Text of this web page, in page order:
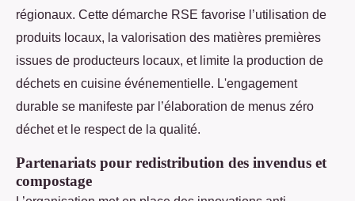
régionaux. Cette démarche RSE favorise l’utilisation de
produits locaux, la valorisation des matières premières
issues de producteurs locaux, et limite la production de
déchets en cuisine événementielle. L'engagement
durable se manifeste par l’élaboration de menus zéro
déchet et le respect de la qualité.
Partenariats pour redistribution des invendus et
compostage